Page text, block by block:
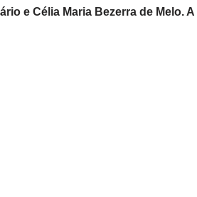
e Célia Maria Bezerra de Melo. A